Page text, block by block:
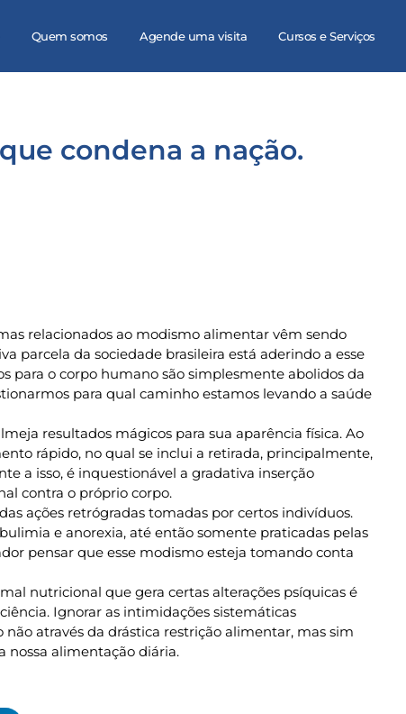
Quem somos Agende uma visita Cursos e Serviços
condena a nação.
relacionados ao modismo alimentar vêm sendo
parcela da sociedade brasileira está aderindo a esse
para o corpo humano são simplesmente abolidos da
para qual caminho estamos levando a saúde
resultados mágicos para sua aparência física. Ao
rápido, no qual se inclui a retirada, principalmente,
a isso, é inquestionável a gradativa inserção
contra o próprio corpo.
ações retrógradas tomadas por certos indivíduos.
e anorexia, até então somente praticadas pelas
pensar que esse modismo esteja tomando conta
nutricional que gera certas alterações psíquicas é
Ignorar as intimidações sistemáticas
através da drástica restrição alimentar, mas sim
nossa alimentação diária.